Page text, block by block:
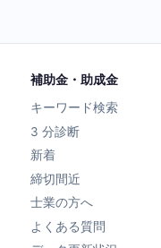
補助金・助成金
キーワード検索
3 分診断
新着
締切間近
士業の方へ
よくある質問